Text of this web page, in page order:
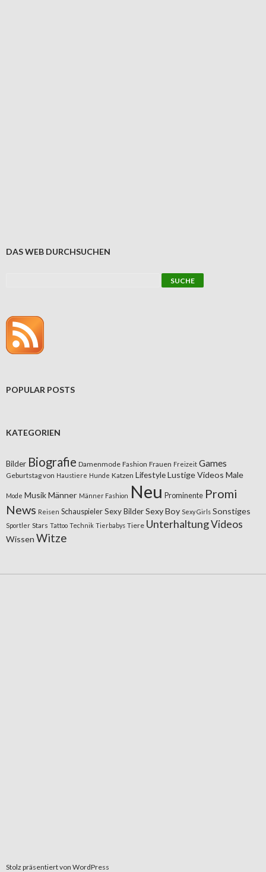
DAS WEB DURCHSUCHEN
POPULAR POSTS
KATEGORIEN
Bilder Biografie Damenmode Fashion Frauen Freizeit Games
Geburtstag von Haustiere Hunde Katzen LifestyleLustige Videos Male
Mode MusikMänner Männer Fashion Neu Prominente Promi
News Reisen Schauspieler Sexy BilderSexy Boy Sexy Girls Sonstiges
Sportler Stars Tattoo Technik Tierbabys Tiere UnterhaltungVideos
Wissen Witze
Stolz präsentiert von WordPress